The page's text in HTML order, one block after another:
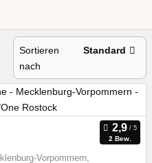
Sortieren
nach
Standard
2 Bew.
Vorpommern,